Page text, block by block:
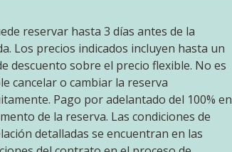
reservar hasta 3 días antes de la
Los precios indicados incluyen hasta un
descuento sobre el precio flexible. No es
cancelar o cambiar la reserva
Pago por adelantado del 100% en
de la reserva. Las condiciones de
detalladas se encuentran en las